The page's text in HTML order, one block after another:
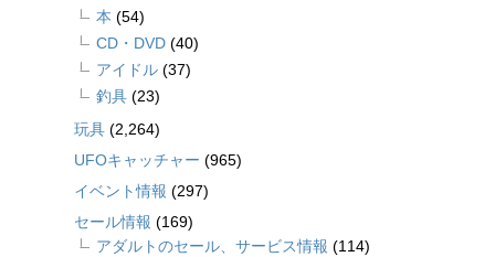
本 (54)
CD・DVD (40)
アイドル (37)
釣具 (23)
玩具 (2,264)
UFOキャッチャー (965)
イベント情報 (297)
セール情報 (169)
アダルトのセール、サービス情報 (114)